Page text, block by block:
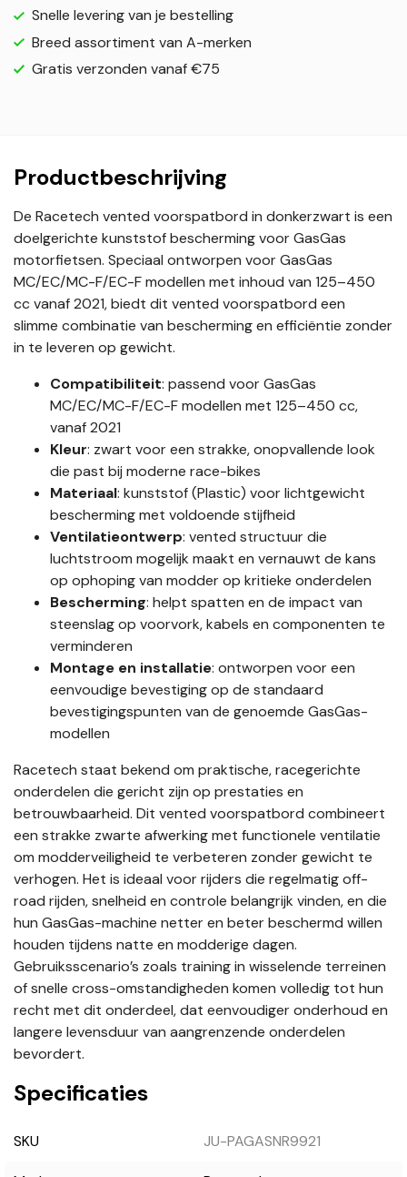
Snelle levering van je bestelling
Breed assortiment van A-merken
Gratis verzonden vanaf €75
Productbeschrijving
De Racetech vented voorspatbord in donkerzwart is een
doelgerichte kunststof bescherming voor GasGas
motorfietsen. Speciaal ontworpen voor GasGas
MC/EC/MC-F/EC-F modellen met inhoud van 125–450
cc vanaf 2021, biedt dit vented voorspatbord een
slimme combinatie van bescherming en efficiëntie zonder
in te leveren op gewicht.
Compatibiliteit: passend voor GasGas
MC/EC/MC-F/EC-F modellen met 125–450 cc,
vanaf 2021
Kleur: zwart voor een strakke, onopvallende look
die past bij moderne race-bikes
Materiaal: kunststof (Plastic) voor lichtgewicht
bescherming met voldoende stijfheid
Ventilatieontwerp: vented structuur die
luchtstroom mogelijk maakt en vernauwt de kans
op ophoping van modder op kritieke onderdelen
Bescherming: helpt spatten en de impact van
steenslag op voorvork, kabels en componenten te
verminderen
Montage en installatie: ontworpen voor een
eenvoudige bevestiging op de standaard
bevestigingspunten van de genoemde GasGas-
modellen
Racetech staat bekend om praktische, racegerichte
onderdelen die gericht zijn op prestaties en
betrouwbaarheid. Dit vented voorspatbord combineert
een strakke zwarte afwerking met functionele ventilatie
om modderveiligheid te verbeteren zonder gewicht te
verhogen. Het is ideaal voor rijders die regelmatig off-
road rijden, snelheid en controle belangrijk vinden, en die
hun GasGas-machine netter en beter beschermd willen
houden tijdens natte en modderige dagen.
Gebruiksscenario’s zoals training in wisselende terreinen
of snelle cross-omstandigheden komen volledig tot hun
recht met dit onderdeel, dat eenvoudiger onderhoud en
langere levensduur van aangrenzende onderdelen
bevordert.
Specificaties
SKU JU-PAGASNR9921